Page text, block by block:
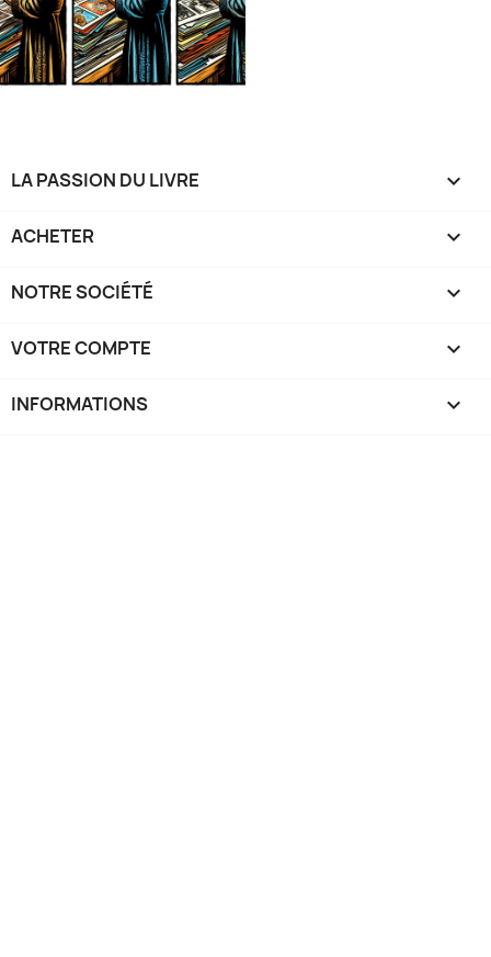
LA PASSION DU LIVRE 
ACHETER 
NOTRE SOCIÉTÉ 
VOTRE COMPTE 
INFORMATIONS keyboard_arrow_down